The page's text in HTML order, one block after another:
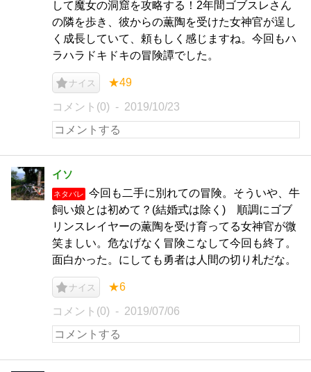
して魔女の洞窟を攻略する！2年間ゴブスレさん
の隣を歩き、彼からの薫陶を受けた女神官が逞し
く成長していて、頼もしく感じますね。今回もハ
ラハラドキドキの冒険譚でした。
ナイス ★49
コメント(0) 2019/10/23
イソ
ネタバレ
今回も二手に別れての冒険。そういや、牛
飼い娘とは初めて？(結婚式は除く) 順調にゴブ
リンスレイヤーの薫陶を受け育ってる女神官が微
笑ましい。危なげなく冒険こなして今回も終了。
面白かった。にしても勇者は人間の切り札だな。
ナイス ★6
コメント(0) 2019/07/06